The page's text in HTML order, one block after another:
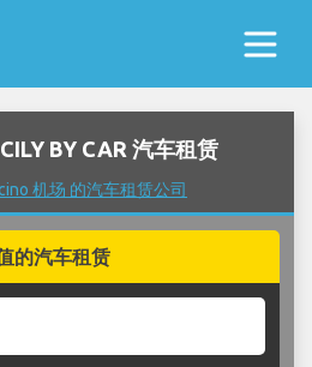
BY CAR 汽车租赁
机场 的汽车租赁公司
的汽车租赁